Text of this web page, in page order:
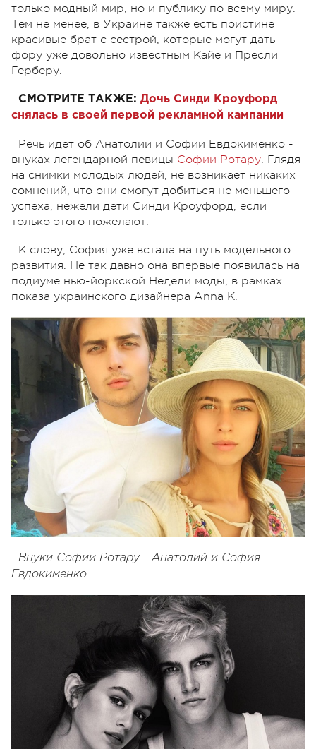
только модный мир, но и публику по всему миру.
Тем не менее, в Украине также есть поистине
красивые брат с сестрой, которые могут дать
фору уже довольно известным Кайе и Пресли
Герберу.
СМОТРИТЕ ТАКЖЕ: Дочь Синди Кроуфорд
снялась в своей первой рекламной кампании
Речь идет об Анатолии и Софии Евдокименко -
внуках легендарной певицы Софии Ротару. Глядя
на снимки молодых людей, не возникает никаких
сомнений, что они смогут добиться не меньшего
успеха, нежели дети Синди Кроуфорд, если
только этого пожелают.
К слову, София уже встала на путь модельного
развития. Не так давно она впервые появилась на
подиуме нью-йоркской Недели моды, в рамках
показа украинского дизайнера Anna K.
Внуки Софии Ротару - Анатолий и София
Евдокименко